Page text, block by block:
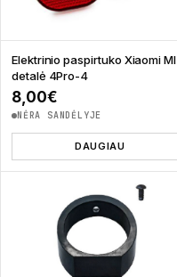
Elektrinio paspirtuko Xiaomi MI
detalė 4Pro-4
8,00€
NĖRA SANDĖLYJE
DAUGIAU